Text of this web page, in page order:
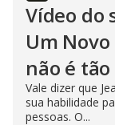
Vídeo do
Um
não é
Vale dizer que
sua habilidade
pessoas. O...